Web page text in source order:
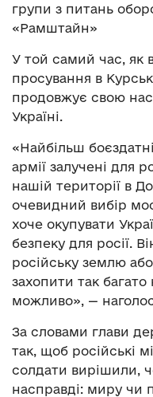
групи з питань
«Рамштайн»
У той самий час, як
просування в
продовжує свою
Україні.
«Найбільш
армії залучені для
нашій території в
очевидний вибір
хоче окупувати
безпеку для росії.
російську землю
захопити так багато
можливо», —
За словами глави
так, щоб російські
солдати вирішили,
насправді: миру чи